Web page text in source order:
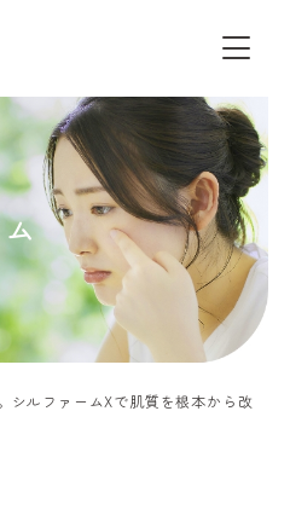
シルファームXで肌質を根本から改